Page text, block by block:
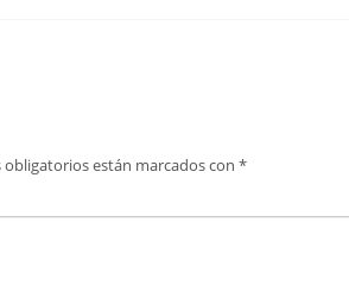
obligatorios están marcados con *